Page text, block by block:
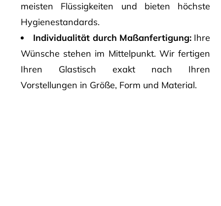
meisten Flüssigkeiten und bieten höchste
Hygienestandards.
Individualität durch Maßanfertigung:Ihre
Wünsche stehen im Mittelpunkt. Wir fertigen
Ihren Glastisch exakt nach Ihren
Vorstellungen in Größe, Form und Material.